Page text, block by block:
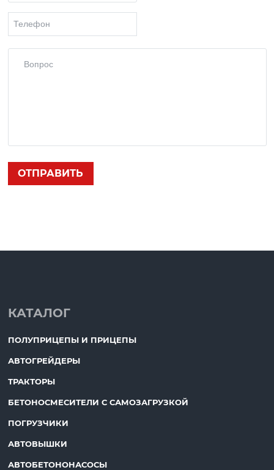
КАТАЛОГ
ПОЛУПРИЦЕПЫ И ПРИЦЕПЫ
АВТОГРЕЙДЕРЫ
ТРАКТОРЫ
БЕТОНОСМЕСИТЕЛИ С САМОЗАГРУЗКОЙ
ПОГРУЗЧИКИ
АВТОВЫШКИ
АВТОБЕТОНОНАСОСЫ